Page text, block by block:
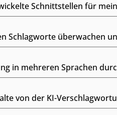
Schnittstellen für
Schlagworte überwachen
in mehreren Sprachen
von der KI-